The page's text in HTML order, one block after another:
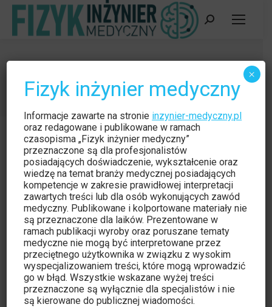
Szukaj:
Jesteś tutaj:
Strona główna
Fizyk inżynier medyczny
Informacje zawarte na stronie inzynier-medyczny.pl
oraz redagowane i publikowane w ramach
czasopisma „Fizyk inżynier medyczny”
przeznaczone są dla profesjonalistów
posiadających doświadczenie, wykształcenie oraz
wiedzę na temat branży medycznej posiadających
kompetencje w zakresie prawidłowej interpretacji
zawartych treści lub dla osób wykonujących zawód
medyczny. Publikowane i kolportowane materiały nie
są przeznaczone dla laików. Prezentowane w
ramach publikacji wyroby oraz poruszane tematy
medyczne nie mogą być interpretowane przez
przeciętnego użytkownika w związku z wysokim
wyspecjalizowaniem treści, które mogą wprowadzić
go w błąd. Wszystkie wskazane wyżej treści
przeznaczone są wyłącznie dla specjalistów i nie
są kierowane do publicznej wiadomości.
×